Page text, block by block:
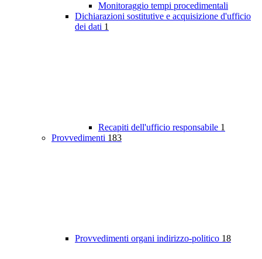
Monitoraggio tempi procedimentali
Dichiarazioni sostitutive e acquisizione d'ufficio
dei dati 1
Recapiti dell'ufficio responsabile 1
Provvedimenti 183
Provvedimenti organi indirizzo-politico 18